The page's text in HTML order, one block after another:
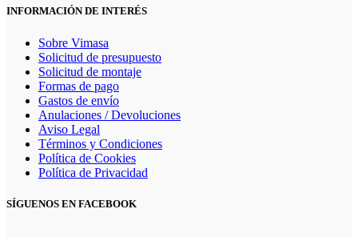
INFORMACIÓN DE INTERÉS
Sobre Vimasa
Solicitud de presupuesto
Solicitud de montaje
Formas de pago
Gastos de envío
Anulaciones / Devoluciones
Aviso Legal
Términos y Condiciones
Política de Cookies
Política de Privacidad
SÍGUENOS EN FACEBOOK